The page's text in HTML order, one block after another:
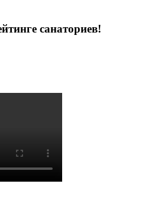
санаториев!